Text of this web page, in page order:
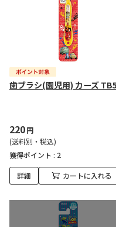
歯ブラシ(園児用) カーズ
220円
(送料別・税込)
獲得ポイント : 2
詳細 カートに入れる